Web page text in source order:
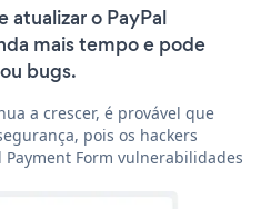
atualizar o PayPal
mais tempo e pode
bugs.
a crescer, é provável que
pois os hackers
Form vulnerabilidades